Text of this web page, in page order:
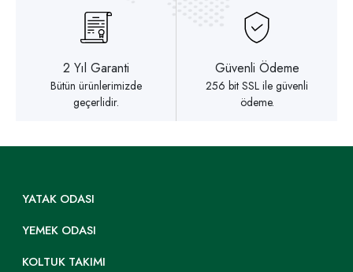
2 Yıl Garanti
Bütün ürünlerimizde
geçerlidir.
Güvenli Ödeme
256 bit SSL ile güvenli
ödeme.
YATAK ODASI
YEMEK ODASI
KOLTUK TAKIMI